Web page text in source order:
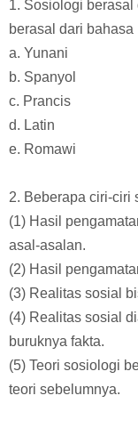
1. Sosiologi
berasal dari
a. Yunani
b. Spanyol
c. Prancis
d. Latin
e. Romawi
2. Beberapa ciri-ciri
(1) Hasil
asal-asalan.
(2) Hasil
(3) Realitas sosial
(4) Realitas sosial
buruknya fakta.
(5) Teori sosiologi
teori sebelumnya.